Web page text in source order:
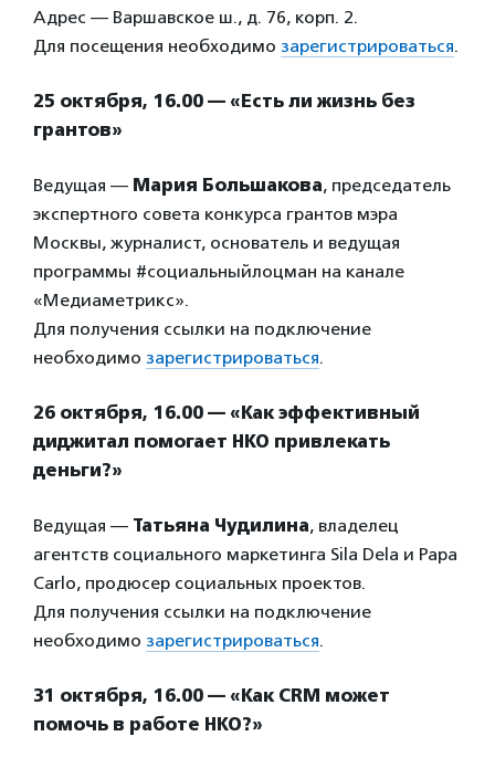
Адрес — Варшавское ш., д. 76, корп. 2.
Для посещения необходимо зарегистрироваться.
25 октября, 16.00 — «Есть ли жизнь без
грантов»
Ведущая — Мария Большакова, председатель
экспертного совета конкурса грантов мэра
Москвы, журналист, основатель и ведущая
программы #социальныйлоцман на канале
«Медиаметрикс».
Для получения ссылки на подключение
необходимо зарегистрироваться.
26 октября, 16.00 — «Как эффективный
диджитал помогает НКО привлекать
деньги?»
Ведущая — Татьяна Чудилина, владелец
агентств социального маркетинга Sila Dela и Papa
Carlo, продюсер социальных проектов.
Для получения ссылки на подключение
необходимо зарегистрироваться.
31 октября, 16.00 — «Как СRМ может
помочь в работе НКО?»